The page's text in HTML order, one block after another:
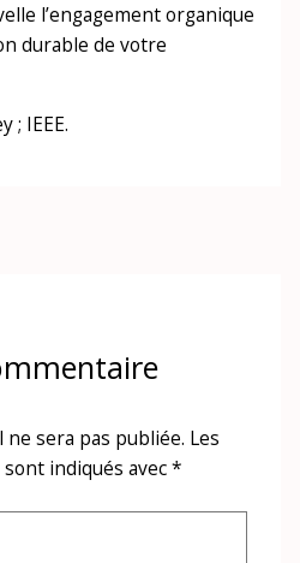
l’engagement organique
durable de votre
; IEEE.
sera pas publiée. Les
indiqués avec*